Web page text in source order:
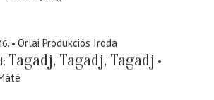
Orlai Produkciós Iroda
Tagadj, Tagadj, Tagadj